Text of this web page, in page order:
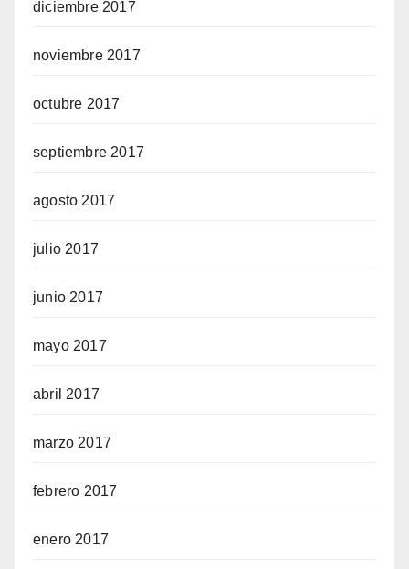
diciembre 2017
noviembre 2017
octubre 2017
septiembre 2017
agosto 2017
julio 2017
junio 2017
mayo 2017
abril 2017
marzo 2017
febrero 2017
enero 2017